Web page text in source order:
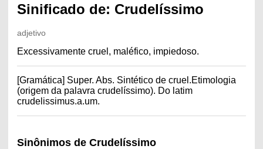
Sinificado de: Crudelíssimo
adjetivo
Excessivamente cruel, maléfico, impiedoso.
[Gramática] Super. Abs. Sintético de cruel.Etimologia
(origem da palavra crudelíssimo). Do latim
crudelissimus.a.um.
Sinônimos de Crudelíssimo